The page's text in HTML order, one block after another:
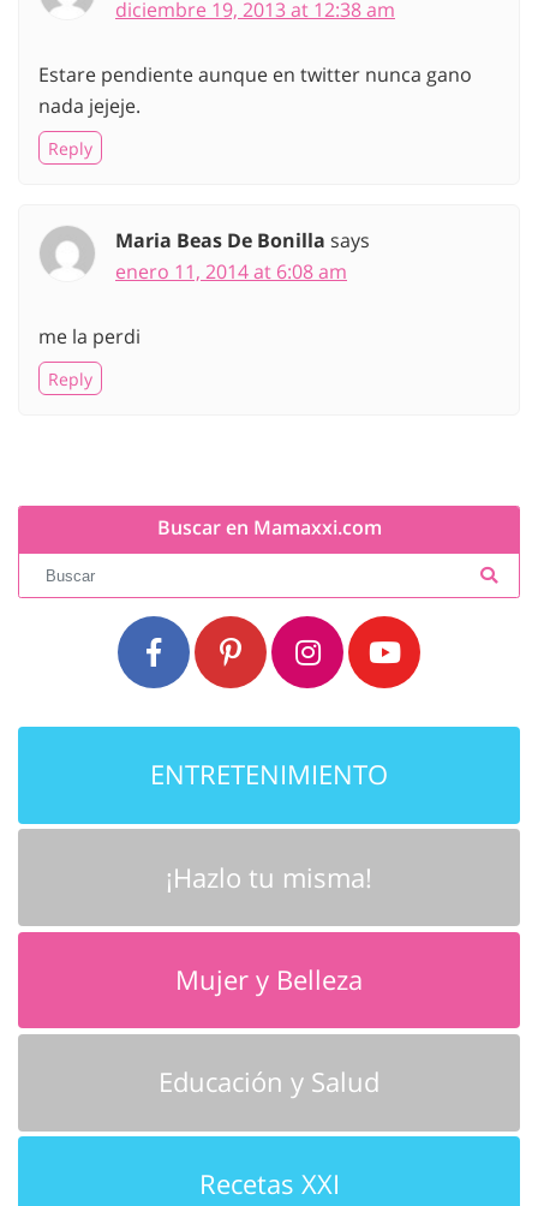
diciembre 19, 2013 at 12:38 am
Estare pendiente aunque en twitter nunca gano
nada jejeje.
Reply
Maria Beas De Bonilla says
enero 11, 2014 at 6:08 am
me la perdi
Reply
Buscar en Mamaxxi.com
ENTRETENIMIENTO
¡Hazlo tu misma!
Mujer y Belleza
Educación y Salud
Recetas XXI